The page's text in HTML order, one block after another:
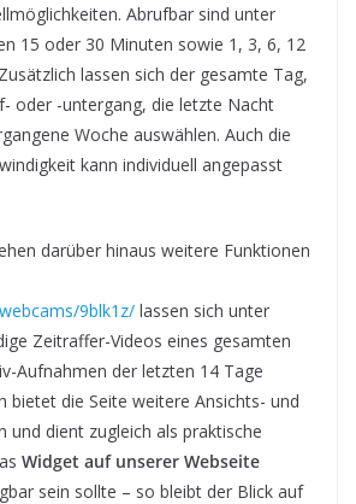
Abrufbar sind unter
15 oder 30 Minuten sowie 1, 3, 6, 12
lassen sich der gesamte Tag,
oder -untergang, die letzte Nacht
Woche auswählen. Auch die
kann individuell angepasst
darüber hinaus weitere Funktionen
9blk1z/ lassen sich unter
Zeitraffer-Videos eines gesamten
Aufnahmen der letzten 14 Tage
bietet die Seite weitere Ansichts- und
und dient zugleich als praktische
Widget auf unserer Webseite
sein sollte – so bleibt der Blick auf